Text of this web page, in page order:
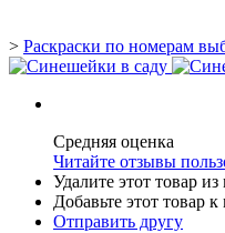
> Раскраски по номерам
Средняя оценка
Читайте отзывы
Удалите этот товар
Добавьте этот товар
Отправить другу